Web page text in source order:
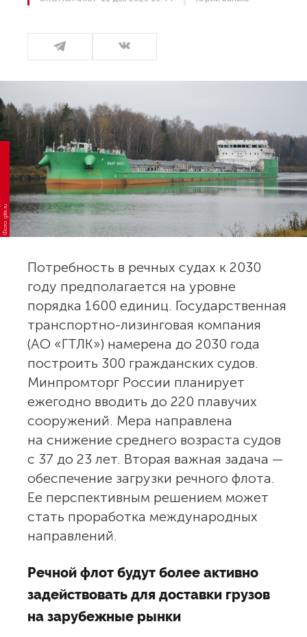
Фото: gtlk.ru
Потребность в речных судах к 2030
году предполагается на уровне
порядка 1600 единиц. Государственная
транспортно-лизинговая компания
(АО «ГТЛК») намерена до 2030 года
построить 300 гражданских судов.
Минпромторг России планирует
ежегодно вводить до 220 плавучих
сооружений. Мера направлена
на снижение среднего возраста судов
с 37 до 23 лет. Вторая важная задача —
обеспечение загрузки речного флота.
Ее перспективным решением может
стать проработка международных
направлений.
Речной флот будут более активно
задействовать для доставки грузов
на зарубежные рынки